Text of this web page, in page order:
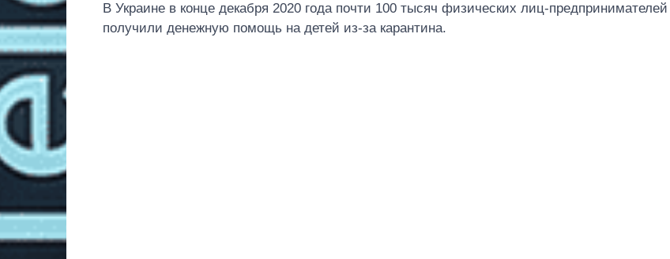
В Украине в конце декабря 2020 года почти 100 тысяч физических лиц-предпринимателей
получили денежную помощь на детей из-за карантина.